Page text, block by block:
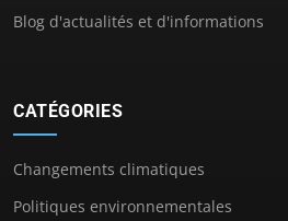
Blog d'actualités et d'informations
CATÉGORIES
Changements climatiques
Politiques environnementales